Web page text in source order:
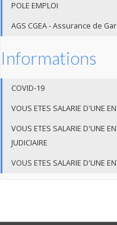
POLE EMPLOI
AGS CGEA - Assurance de
Informations
COVID-19
VOUS ETES SALARIE D'UNE
VOUS ETES SALARIE D'UNE
JUDICIAIRE
VOUS ETES SALARIE D'UNE